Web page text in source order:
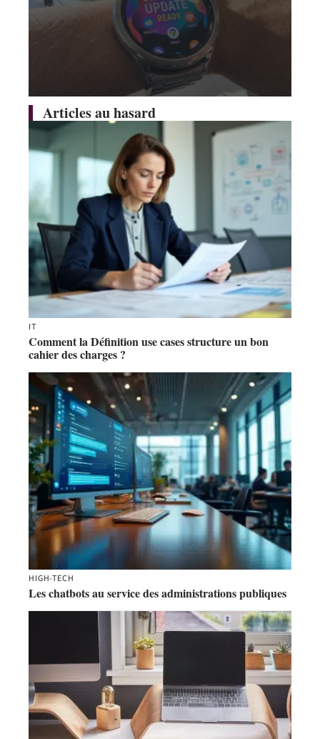
Articles au hasard
IT
Comment la Définition use cases structure un bon
cahier des charges ?
HIGH-TECH
Les chatbots au service des administrations publiques